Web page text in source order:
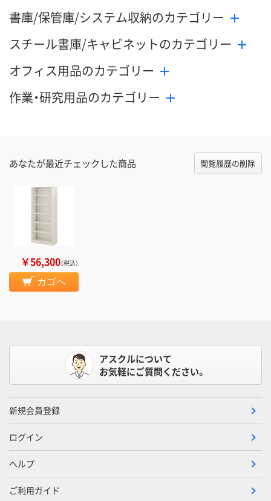
書庫/保管庫/システム収納のカテゴリー
スチール書庫/キャビネットのカテゴリー
オフィス用品のカテゴリー
作業・研究用品のカテゴリー
あなたが最近チェックした商品 閲覧履歴の削除
￥56,300（税込）
カゴへ
アスクルについて
お気軽にご質問ください。
新規会員登録
ログイン
ヘルプ
ご利用ガイド